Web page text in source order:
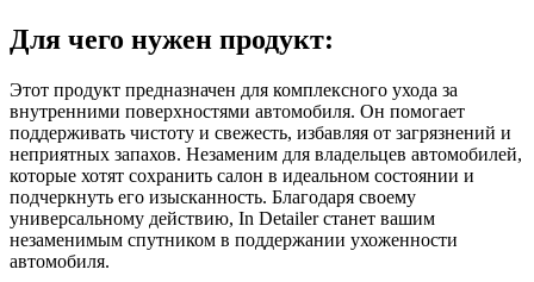
Для чего нужен продукт:
Этот продукт предназначен для комплексного ухода за
внутренними поверхностями автомобиля. Он помогает
поддерживать чистоту и свежесть, избавляя от загрязнений и
неприятных запахов. Незаменим для владельцев автомобилей,
которые хотят сохранить салон в идеальном состоянии и
подчеркнуть его изысканность. Благодаря своему
универсальному действию, In Detailer станет вашим
незаменимым спутником в поддержании ухоженности
автомобиля.